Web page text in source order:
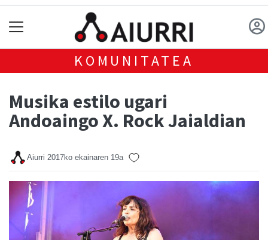
KOMUNITATEA
Musika estilo ugari
Andoaingo X. Rock Jaialdian
Aiurri 2017ko ekainaren 19a